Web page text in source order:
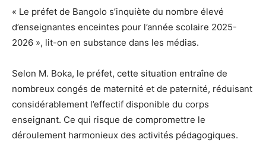
« Le préfet de Bangolo s’inquiète du nombre élevé
d’enseignantes enceintes pour l’année scolaire 2025-
2026 », lit-on en substance dans les médias.
Selon M. Boka, le préfet, cette situation entraîne de
nombreux congés de maternité et de paternité, réduisant
considérablement l’effectif disponible du corps
enseignant. Ce qui risque de compromettre le
déroulement harmonieux des activités pédagogiques.